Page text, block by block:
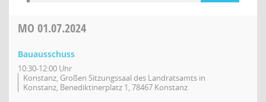
MO 01.07.2024
Bauausschuss
10:30-12:00 Uhr
Konstanz, Großen Sitzungssaal des Landratsamts in
Konstanz, Benediktinerplatz 1, 78467 Konstanz